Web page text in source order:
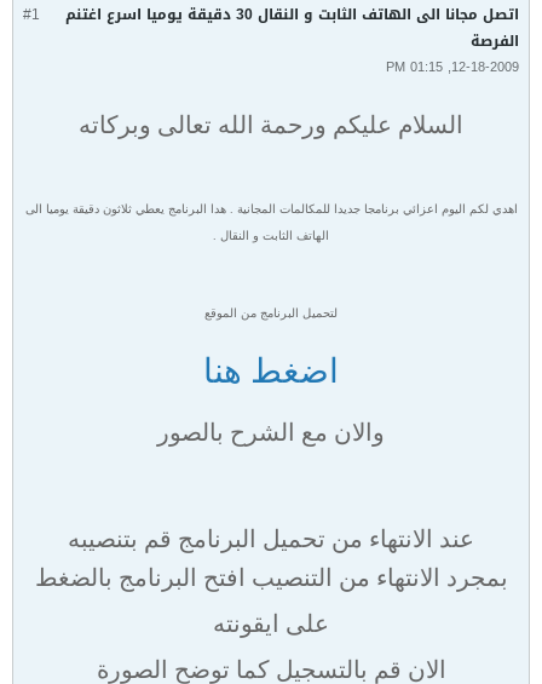
#1
اتصل مجانا الى الهاتف الثابت و النقال 30 دقيقة يوميا اسرع اغتنم
الفرصة
12-18-2009, 01:15 PM
السلام عليكم ورحمة الله تعالى وبركاته
اهدي لكم اليوم اعزائي برنامجا جديدا للمكالمات المجانية . هدا البرنامج يعطي ثلاثون دقيقة يوميا الى
الهاتف الثابت و النقال .
لتحميل البرنامج من الموقع
اضغط هنا
والان مع الشرح بالصور
عند الانتهاء من تحميل البرنامج قم بتنصيبه
بمجرد الانتهاء من التنصيب افتح البرنامج بالضغط
على ايقونته
الان قم بالتسجيل كما توضح الصورة